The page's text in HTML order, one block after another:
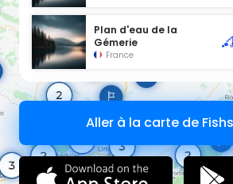
Plan d'eau de la
Gémerie
France
Aller à la carte de